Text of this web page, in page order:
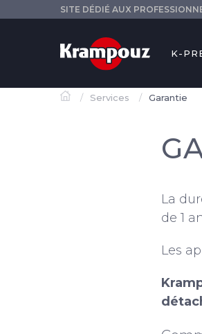
SITE DÉDIÉ AUX
K-
Services Garantie
La
de 1
Les